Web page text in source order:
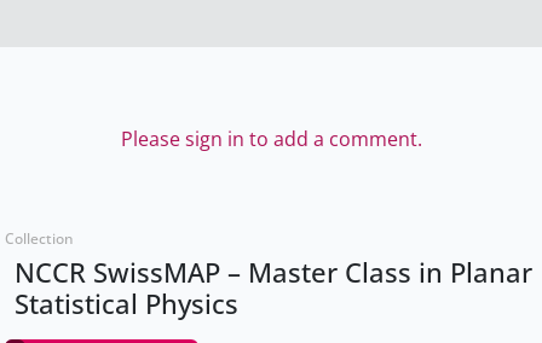
Please sign in to add a comment.
Collection
NCCR SwissMAP – Master Class in Planar
Statistical Physics